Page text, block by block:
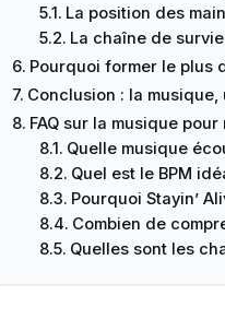
La position des
La chaîne de
Pourquoi former le plus
Conclusion : la
FAQ sur la musique
Quelle musique
Quel est le BPM
Pourquoi Stayin’
Combien de
Quelles sont les